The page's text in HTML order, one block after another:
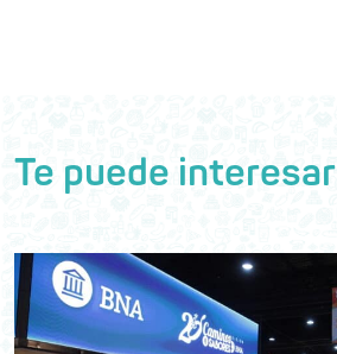
Te puede interesar